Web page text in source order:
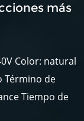
más
Color: natural
Término de
Tiempo de